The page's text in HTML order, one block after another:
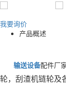
我要询价
产品概述
输送设备配件厂
轮，刮渣机链轮及